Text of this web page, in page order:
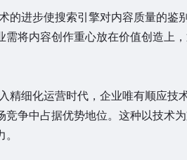
的进步使搜索引擎对内容质量的鉴
需将内容创作重心放在价值创造上
精细化运营时代，企业唯有顺应技
争中占据优势地位。这种以技术